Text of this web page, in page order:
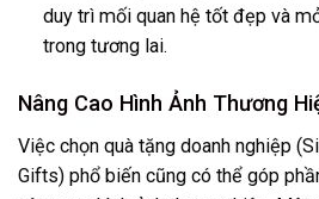
duy trì mối quan hệ tốt đẹp và
trong tương lai.
Nâng Cao Hình Ảnh Thương
Việc chọn quà tặng doanh nghiệp
Gifts) phổ biến cũng có thể góp